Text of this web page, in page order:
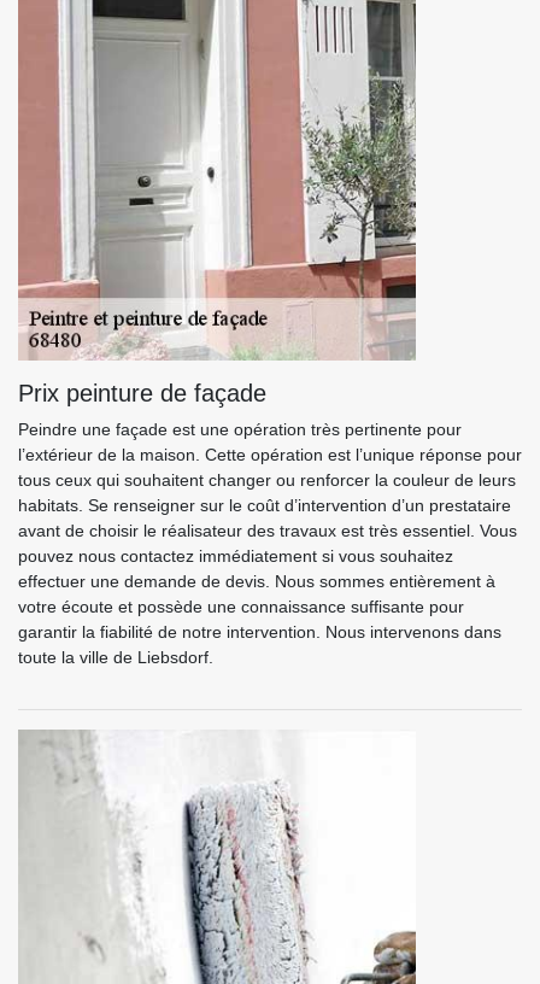
Prix peinture de façade
Peindre une façade est une opération très pertinente pour
l’extérieur de la maison. Cette opération est l’unique réponse pour
tous ceux qui souhaitent changer ou renforcer la couleur de leurs
habitats. Se renseigner sur le coût d’intervention d’un prestataire
avant de choisir le réalisateur des travaux est très essentiel. Vous
pouvez nous contactez immédiatement si vous souhaitez
effectuer une demande de devis. Nous sommes entièrement à
votre écoute et possède une connaissance suffisante pour
garantir la fiabilité de notre intervention. Nous intervenons dans
toute la ville de Liebsdorf.